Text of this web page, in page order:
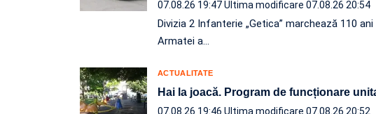
07.08.26 19:47Ultima modificare 07.08.26 20:54
Divizia 2 Infanterie „Getica” marchează 110
Armatei a…
ACTUALITATE
Hai la joacă. Program de funcționare
07.08.26 19:46 Ultima modificare 07.08.26 20:52